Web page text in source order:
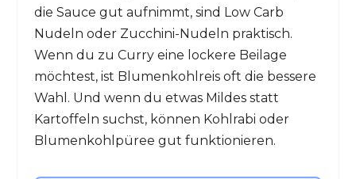
die Sauce gut aufnimmt, sind Low Carb
Nudeln oder Zucchini-Nudeln praktisch.
Wenn du zu Curry eine lockere Beilage
möchtest, ist Blumenkohlreis oft die bessere
Wahl. Und wenn du etwas Mildes statt
Kartoffeln suchst, können Kohlrabi oder
Blumenkohlpüree gut funktionieren.